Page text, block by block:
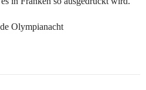
Olympianacht